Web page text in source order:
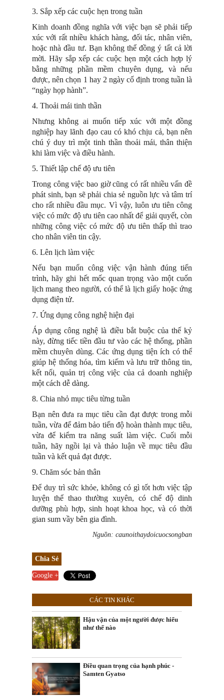
3. Sắp xếp các cuộc hẹn trong tuần
Kinh doanh đồng nghĩa với việc bạn sẽ phải tiếp
xúc với rất nhiều khách hàng, đối tác, nhân viên,
hoặc nhà đầu tư. Bạn không thể đồng ý tất cả lời
mời. Hãy sắp xếp các cuộc hẹn một cách hợp lý
bằng những phần mềm chuyên dụng, và nếu
được, nên chọn 1 hay 2 ngày cố định trong tuần là
“ngày họp hành”.
4. Thoải mái tinh thần
Nhưng không ai muốn tiếp xúc với một đồng
nghiệp hay lãnh đạo cau có khó chịu cả, bạn nên
chú ý duy trì một tinh thần thoải mái, thân thiện
khi làm việc và điều hành.
5. Thiết lập chế độ ưu tiên
Trong công việc bao giờ cũng có rất nhiều vấn đề
phát sinh, bạn sẽ phải chia sẻ nguồn lực và tâm trí
cho rất nhiều đầu mục. Vì vậy, luôn ưu tiên công
việc có mức độ ưu tiên cao nhất để giải quyết, còn
những công việc có mức độ ưu tiên thấp thì trao
cho nhân viên tin cậy.
6. Lên lịch làm việc
Nếu bạn muốn công việc vận hành đúng tiến
trình, hãy ghi hết mốc quan trọng vào một cuốn
lịch mang theo người, có thể là lịch giấy hoặc ứng
dụng điện tử.
7. Ứng dụng công nghệ hiện đại
Áp dụng công nghệ là điều bắt buộc của thế kỷ
này, đừng tiếc tiền đầu tư vào các hệ thống, phần
mềm chuyên dùng. Các ứng dụng tiện ích có thể
giúp hệ thống hóa, tìm kiếm và lưu trữ thông tin,
kết nối, quản trị công việc của cả doanh nghiệp
một cách dễ dàng.
8. Chia nhỏ mục tiêu từng tuần
Bạn nên đưa ra mục tiêu cần đạt được trong mỗi
tuần, vừa để đảm bảo tiến độ hoàn thành mục tiêu,
vừa để kiểm tra năng suất làm việc. Cuối mỗi
tuần, hãy ngồi lại và thảo luận về mục tiêu đầu
tuần và kết quả đạt được.
9. Chăm sóc bản thân
Để duy trì sức khỏe, không có gì tốt hơn việc tập
luyện thể thao thường xuyên, có chế độ dinh
dưỡng phù hợp, sinh hoạt khoa học, và có thời
gian sum vầy bên gia đình.
Nguồn: caunoithaydoicuocsongban
Chia Sẻ
Google +
CÁC TIN KHÁC
Hậu vận của một người được hiểu
như thế nào
Điều quan trọng của hạnh phúc -
Samten Gyatso